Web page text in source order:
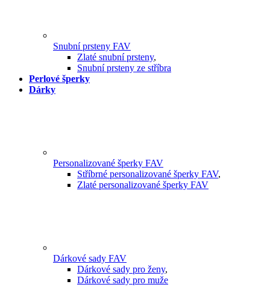
Snubní prsteny FAV
Zlaté snubní prsteny,
Snubní prsteny ze stříbra
Perlové šperky
Dárky
Personalizované šperky FAV
Stříbrné personalizované šperky FAV,
Zlaté personalizované šperky FAV
Dárkové sady FAV
Dárkové sady pro ženy,
Dárkové sady pro muže